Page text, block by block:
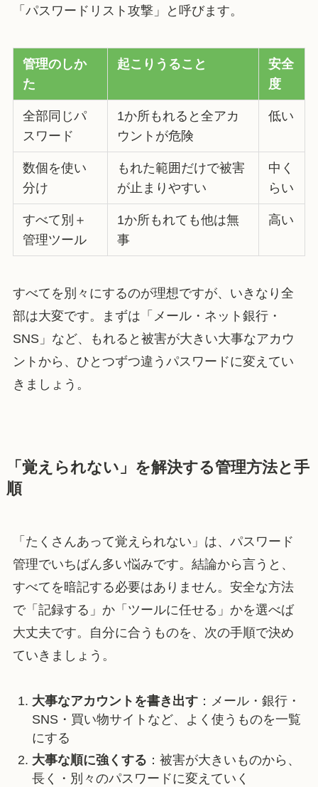
「パスワードリスト攻撃」と呼びます。
管理のしか
た
起こりうること
安全
度
全部同じパ
スワード
1か所もれると全アカ
ウントが危険
低い
数個を使い
分け
もれた範囲だけで被害
が止まりやすい
中く
らい
すべて別＋
管理ツール
1か所もれても他は無
事
高い
すべてを別々にするのが理想ですが、いきなり全
部は大変です。まずは「メール・ネット銀行・
SNS」など、もれると被害が大きい大事なアカウ
ントから、ひとつずつ違うパスワードに変えてい
きましょう。
「覚えられない」を解決する管理方法と手
順
「たくさんあって覚えられない」は、パスワード
管理でいちばん多い悩みです。結論から言うと、
すべてを暗記する必要はありません。安全な方法
で「記録する」か「ツールに任せる」かを選べば
大丈夫です。自分に合うものを、次の手順で決め
ていきましょう。
大事なアカウントを書き出す：メール・銀行・
SNS・買い物サイトなど、よく使うものを一覧
にする
大事な順に強くする ：被害が大きいものから、
長く・別々のパスワードに変えていく